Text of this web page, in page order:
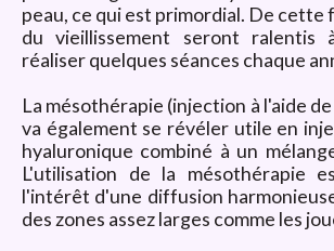
peau, ce qui est primordial. De cette
du vieillissement seront ralentis
réaliser quelques séances chaque
La mésothérapie (injection à l'aide
va également se révéler utile en
hyaluronique combiné à un
L'utilisation de la mésothérapie
l'intérêt d'une diffusion
des zones assez larges comme les